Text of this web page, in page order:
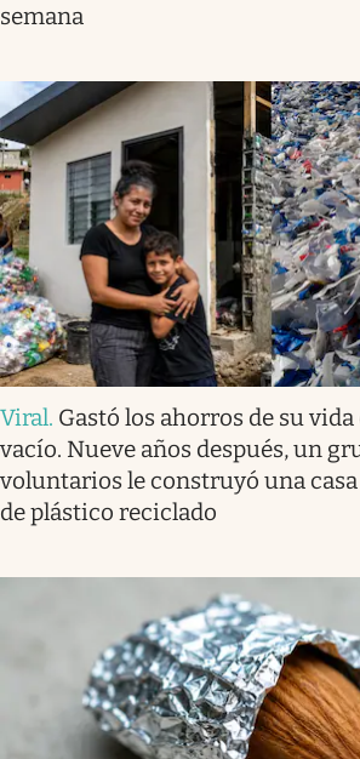
semana
Viral. Gastó los ahorros de su
vacío. Nueve años después, un
voluntarios le construyó una
de plástico reciclado